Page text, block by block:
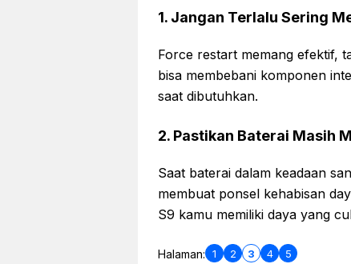
1. Jangan Terlalu Sering
Force restart memang efektif,
bisa membebani komponen
saat dibutuhkan.
2. Pastikan Baterai Masih
Saat baterai dalam keadaan
membuat ponsel kehabisan
S9 kamu memiliki daya yang
Halaman: 1 2 3 4 5